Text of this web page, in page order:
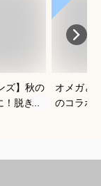
ズ】秋の
脱ぎ着
オメガと
のコラボ